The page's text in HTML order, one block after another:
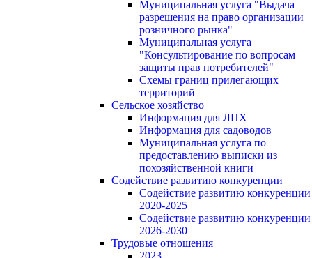
Муниципальная услуга "Выдача
разрешения на право организации
розничного рынка"
Муниципальная услуга
"Консультирование по вопросам
защиты прав потребителей"
Схемы границ прилегающих
территорий
Сельское хозяйство
Информация для ЛПХ
Информация для садоводов
Муниципальная услуга по
предоставлению выписки из
похозяйственной книги
Содействие развитию конкуренции
Содействие развитию конкуренции
2020-2025
Содействие развитию конкуренции
2026-2030
Трудовые отношения